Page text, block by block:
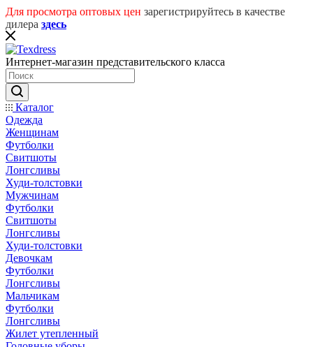
Для просмотра оптовых цен зарегистрируйтесь в качестве
дилера здесь
Интернет-магазин представительского класса
Каталог
Одежда
Женщинам
Футболки
Свитшоты
Лонгсливы
Худи-толстовки
Мужчинам
Футболки
Свитшоты
Лонгсливы
Худи-толстовки
Девочкам
Футболки
Лонгсливы
Мальчикам
Футболки
Лонгсливы
Жилет утепленный